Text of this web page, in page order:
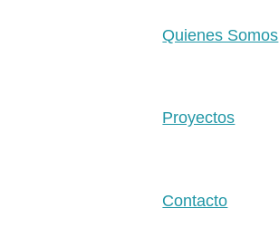
Quienes Somos
Proyectos
Contacto